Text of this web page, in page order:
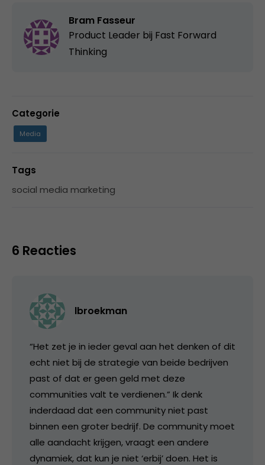
Bram Fasseur
Product Leader bij Fast Forward
Thinking
Categorie
Media
Tags
social media marketing
6 Reacties
lbroekman
“Het zet je in ieder geval aan het denken of dit
echt niet bij de strategie van beide bedrijven
past of dat er geen geld met deze
communities valt te verdienen.” Ik denk
inderdaad dat een community niet past
binnen een groter bedrijf. De community moet
alle aandacht krijgen, vraagt een andere
dynamiek, dat kun je niet ‘erbij’ doen. Het is